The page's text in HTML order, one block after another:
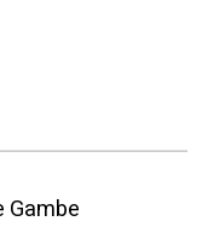
Gambe